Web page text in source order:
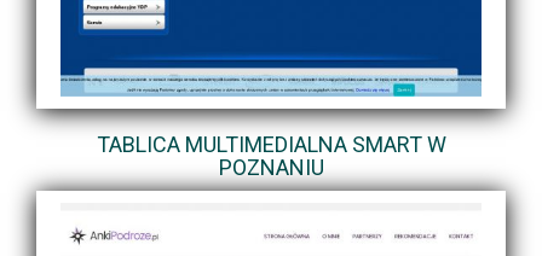
TABLICA MULTIMEDIALNA SMART W
POZNANIU